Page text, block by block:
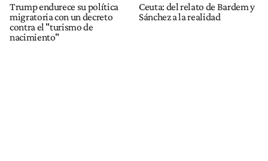
Trump endurece su política
migratoria con un decreto
contra el "turismo de
nacimiento"
Ceuta: del relato de Bardem y
Sánchez a la realidad